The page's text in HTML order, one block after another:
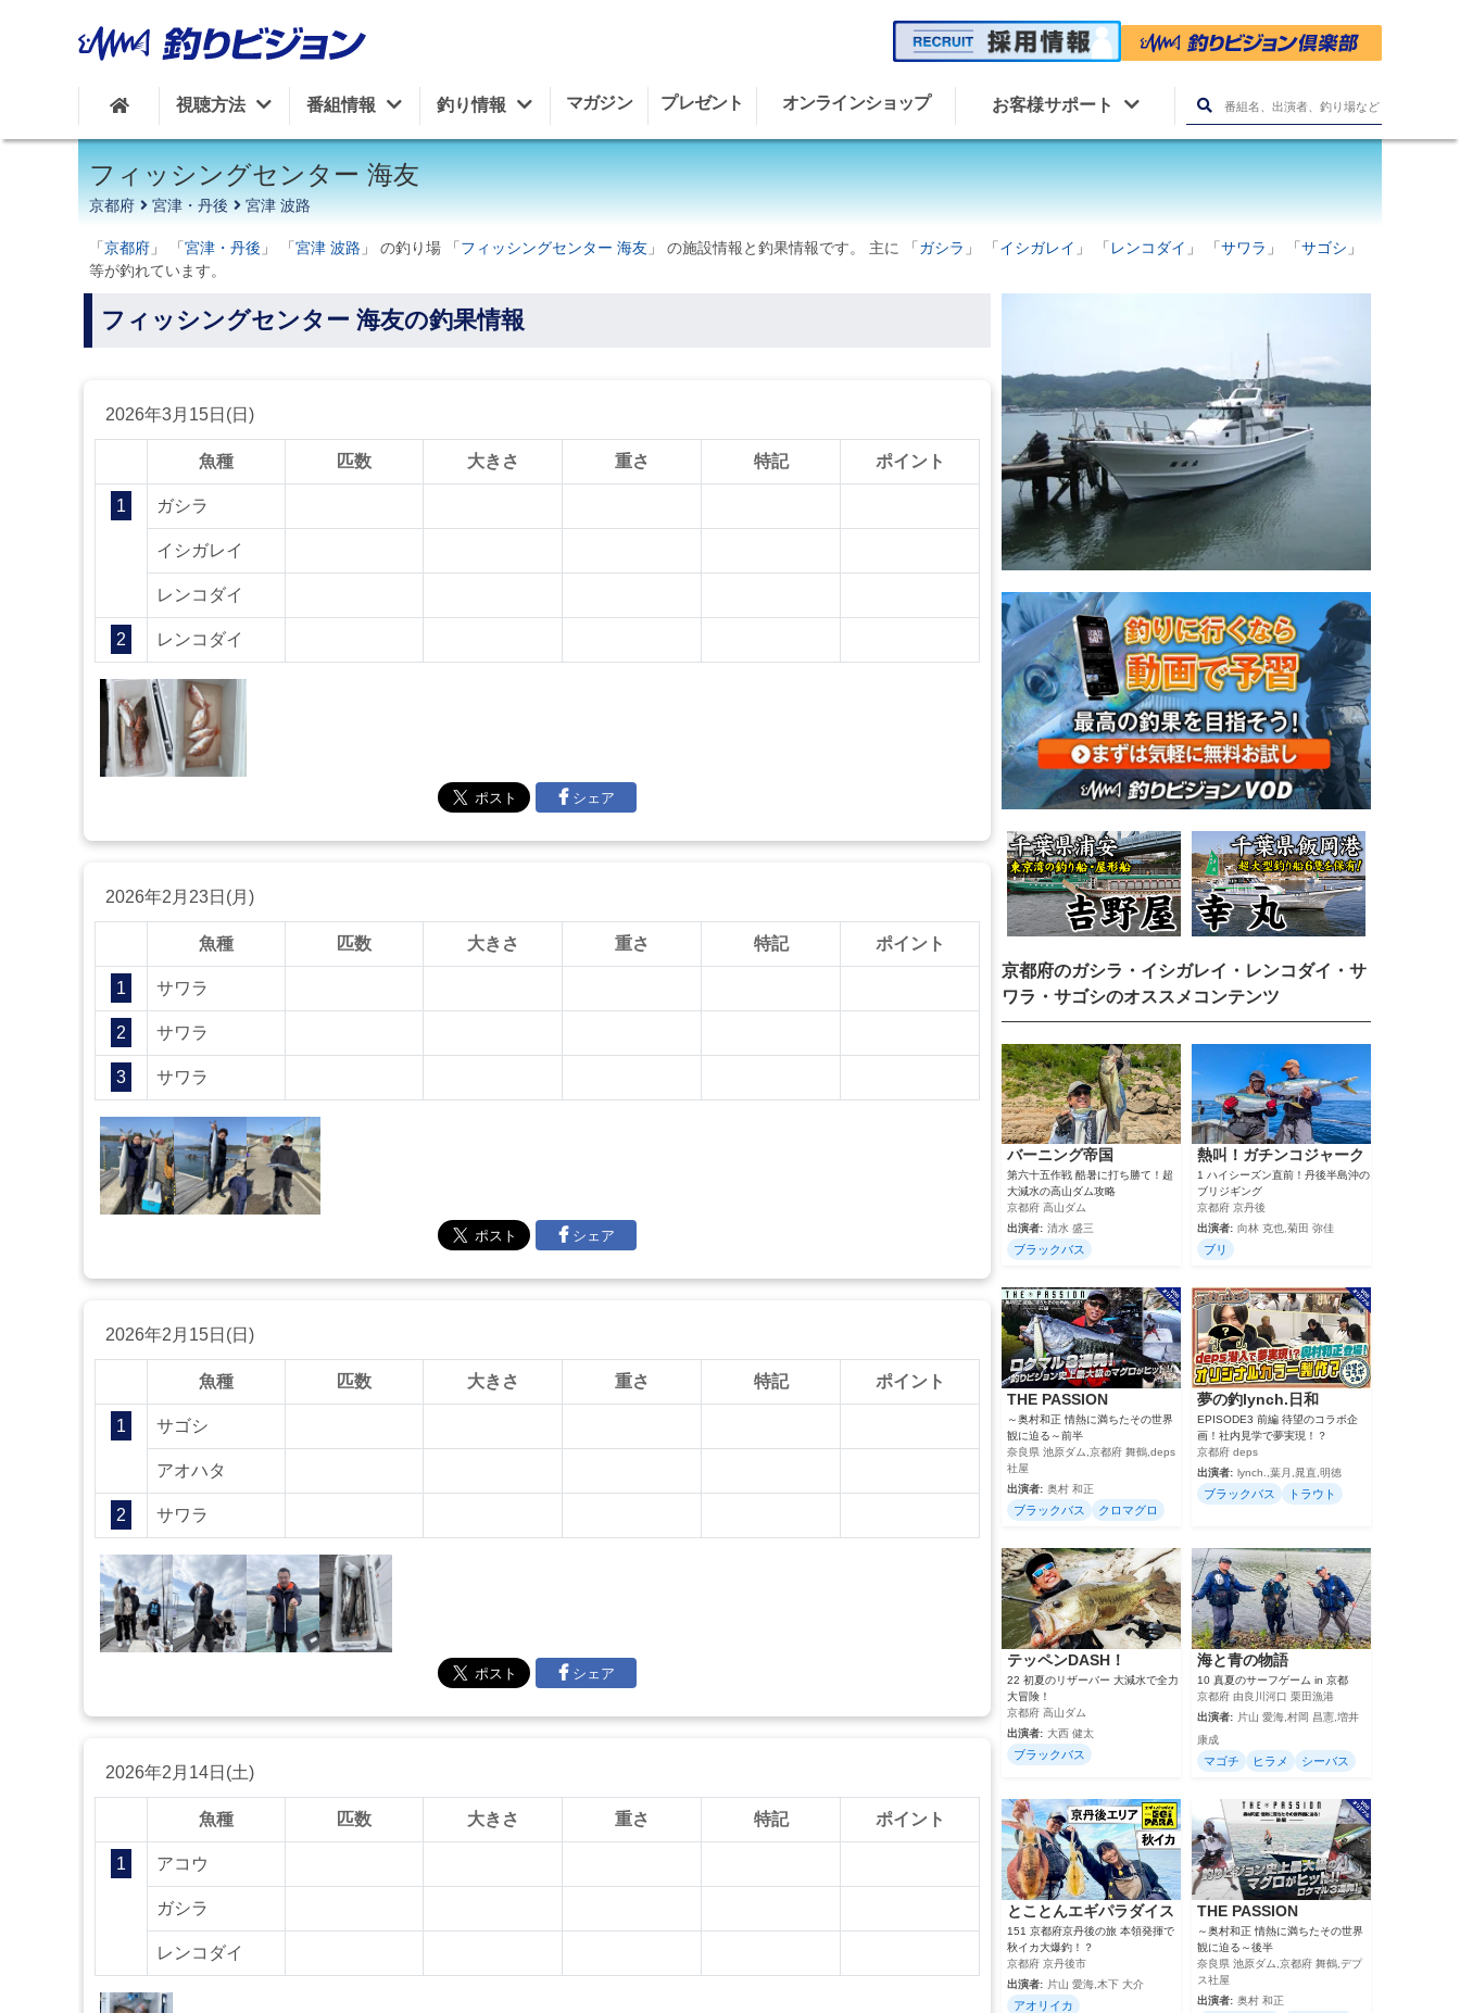
視聴方法 番組情報 釣り情報 マガジン プレゼント オンラインショップ お客様サポート
フィッシングセンター 海友
京都府 宮津・丹後 宮津 波路
「 京都府 」 「 宮津・丹後 」 「 宮津 波路 」 の釣り場 「 フィッシングセンター 海友 」 の施設情報と釣果情報です。 主に 「 ガシラ 」 「 イシガレイ 」 「 レンコダイ 」 「 サワラ 」 「 サゴシ 」
等が釣れています。
フィッシングセンター 海友の釣果情報
2026年3月15日(日)
魚種 匹数 大きさ 重さ 特記 ポイント
1 ガシラ
イシガレイ
レンコダイ
2 レンコダイ
シェア
2026年2月23日(月)
魚種 匹数 大きさ 重さ 特記 ポイント
1 サワラ
2 サワラ
3 サワラ
シェア
2026年2月15日(日)
魚種 匹数 大きさ 重さ 特記 ポイント
1 サゴシ
アオハタ
2 サワラ
シェア
2026年2月14日(土)
魚種 匹数 大きさ 重さ 特記 ポイント
1 アコウ
ガシラ
レンコダイ
京都府のガシラ・イシガレイ・レンコダイ・サ
ワラ・サゴシのオススメコンテンツ
バーニング帝国
第六十五作戦 酷暑に打ち勝て！超
大減水の高山ダム攻略
京都府 高山ダム
出演者: 清水 盛三
ブラックバス
熱叫！ガチンコジャーク
1 ハイシーズン直前！丹後半島沖の
ブリジギング
京都府 京丹後
出演者: 向林 克也,菊田 弥佳
ブリ
THE PASSION
～奥村和正 情熱に満ちたその世界
観に迫る～前半
奈良県 池原ダム,京都府 舞鶴,deps
社屋
出演者: 奥村 和正
ブラックバス クロマグロ
夢の釣lynch.日和
EPISODE3 前編 待望のコラボ企
画！社内見学で夢実現！？
京都府 deps
出演者: lynch.,葉月,晁直,明徳
ブラックバス トラウト
テッペンDASH！
22 初夏のリザーバー 大減水で全力
大冒険！
京都府 高山ダム
出演者: 大西 健太
ブラックバス
海と青の物語
10 真夏のサーフゲーム in 京都
京都府 由良川河口 栗田漁港
出演者:
片山 愛海,村岡 昌憲,増井
康成
マゴチ ヒラメ シーバス
とことんエギパラダイス
151 京都府京丹後の旅 本領発揮で
秋イカ大爆釣！？
京都府 京丹後市
出演者:
片山 愛海,木下 大介
アオリイカ
THE PASSION
～奥村和正 情熱に満ちたその世界
観に迫る～後半
奈良県 池原ダム,京都府 舞鶴,デプ
ス社屋
出演者: 奥村 和正